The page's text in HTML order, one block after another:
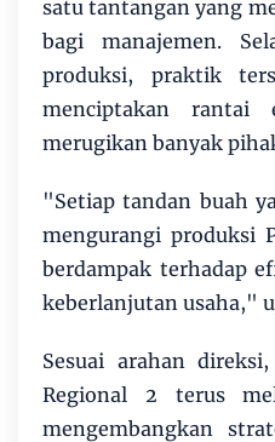
satu tantangan yang
bagi manajemen.
produksi, praktik
menciptakan rantai
merugikan banyak
"Setiap tandan buah
mengurangi produksi
berdampak terhadap
keberlanjutan usaha,"
Sesuai arahan
Regional 2 terus
mengembangkan